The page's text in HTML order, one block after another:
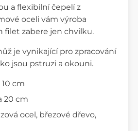
a flexibilní čepelí z
oceli vám výroba
filet zabere jen chvilku.
je vynikající pro zpracování
jsou pstruzi a okouni.
cm
20 cm
ocel, březové dřevo,